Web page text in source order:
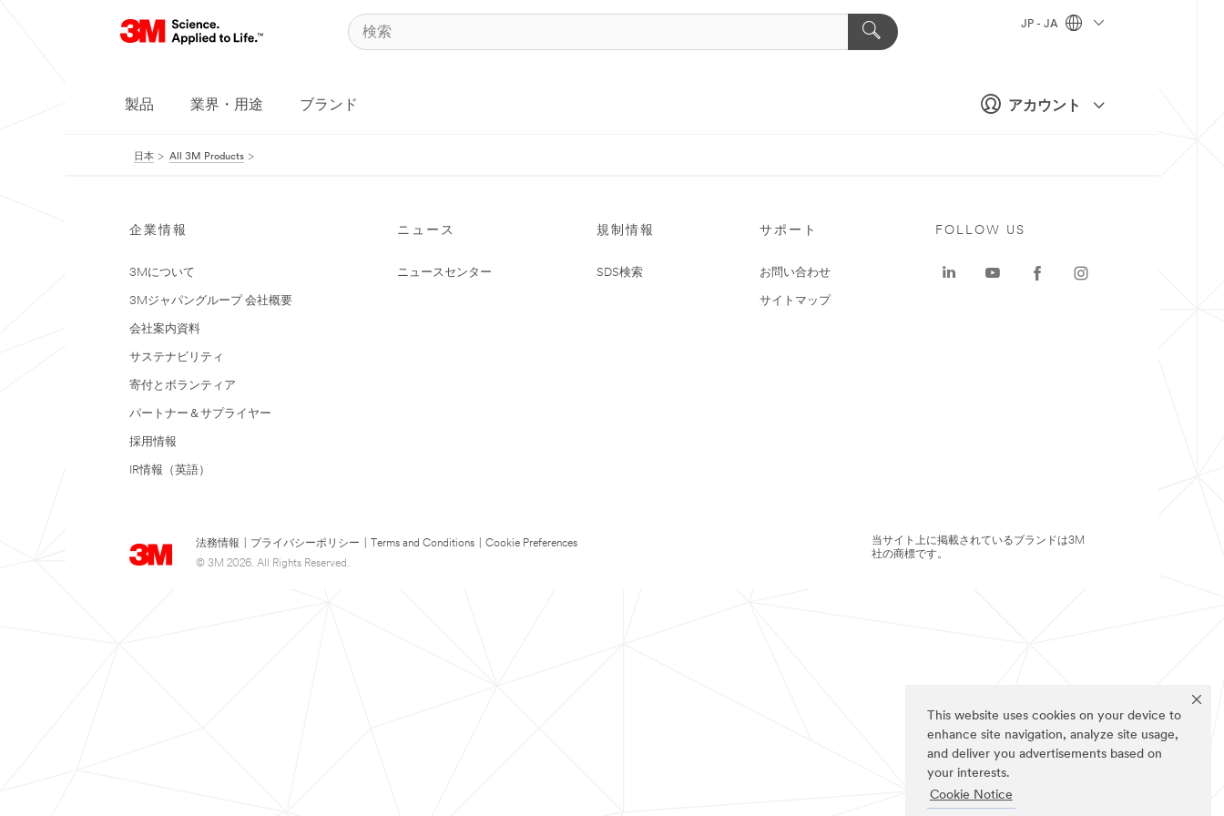
This website uses cookies on your device to
enhance site navigation, analyze site usage,
and deliver you advertisements based on
your interests.
Cookie Notice
アカウント
JP - JA
製品 業界・用途 ブランド
日本 All 3M Products
企業情報
3Mについて
3Mジャパングループ 会社概要
会社案内資料
サステナビリティ
寄付とボランティア
パートナー＆サプライヤー
採用情報
IR情報（英語）
ニュース
ニュースセンター
規制情報
SDS検索
サポート
お問い合わせ
サイトマップ
法務情報 プライバシーポリシー Terms and Conditions
Cookie Preferences
© 3M 2026. All Rights Reserved.
FOLLOW US
当サイト上に掲載されているブランドは3M
社の商標です。